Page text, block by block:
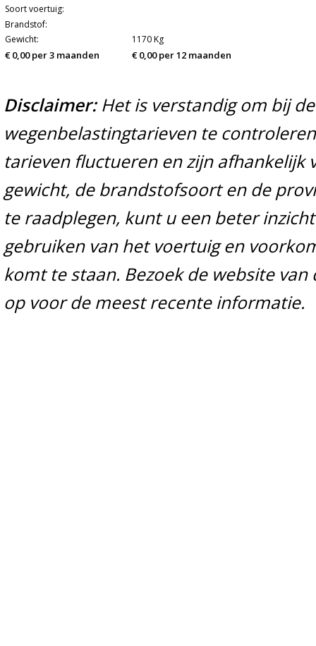
Soort voertuig:
Brandstof:
Gewicht:
1170 Kg
€ 0,00 per 3 maanden € 0,00 per 12 maanden
Disclaimer:Het is verstandig om bij
wegenbelastingtarieven te
tarieven fluctueren en zijn afhankelijk
gewicht, de brandstofsoort en de
te raadplegen, kunt u een beter
gebruiken van het voertuig en
komt te staan. Bezoek de website
op voor de meest recente informatie.